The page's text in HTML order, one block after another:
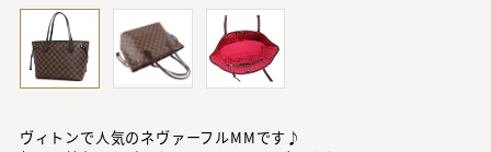
ヴィトンで人気のネヴァーフルMMです♪